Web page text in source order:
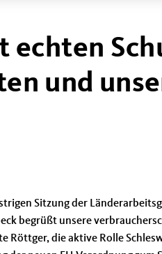
echten
und
Sitzung der
begrüßt unsere
Röttger, die aktive Rolle